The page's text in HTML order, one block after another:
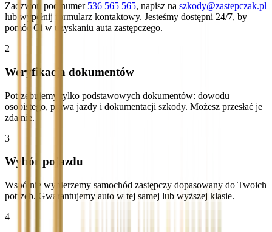
Zadzwoń pod numer 536 565 565, napisz na szkody@zastepczak.pl
lub wypełnij formularz kontaktowy. Jesteśmy dostępni 24/7, by
pomóc Ci w uzyskaniu auta zastępczego.
2
Weryfikacja dokumentów
Potrzebujemy tylko podstawowych dokumentów: dowodu
osobistego, prawa jazdy i dokumentacji szkody. Możesz przesłać je
zdalnie.
3
Wybór pojazdu
Wspólnie wybierzemy samochód zastępczy dopasowany do Twoich
potrzeb. Gwarantujemy auto w tej samej lub wyższej klasie.
4